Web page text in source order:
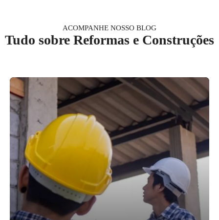
ACOMPANHE NOSSO BLOG
Tudo sobre Reformas e Construções